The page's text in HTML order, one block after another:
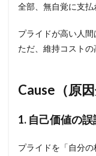
全部、無自覚に支払
プライドが高い人間
ただ、維持コストの
Cause（原因
1. 自己価値の誤
プライドを「自分の